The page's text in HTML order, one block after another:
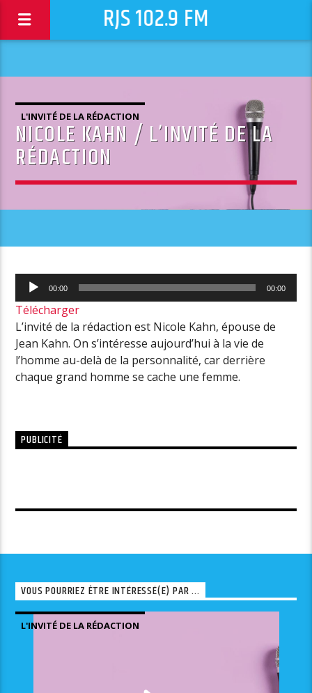
RJS 102.9 FM
L'INVITÉ DE LA RÉDACTION
NICOLE KAHN / L’INVITÉ DE LA
RÉDACTION
Lecteur
audio
00:00 00:00
Télécharger
L’invité de la rédaction est Nicole Kahn, épouse de
Jean Kahn. On s’intéresse aujourd’hui à la vie de
l’homme au-delà de la personnalité, car derrière
chaque grand homme se cache une femme.
PUBLICITÉ
VOUS POURRIEZ ÊTRE INTÉRESSÉ(E) PAR ...
L'INVITÉ DE LA RÉDACTION